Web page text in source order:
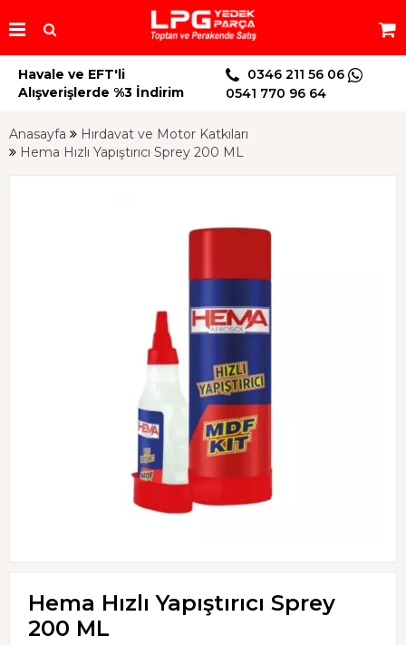
Havale ve EFT'li
Alışverişlerde %3 İndirim
0346 211 56 06
0541 770 96 64
Anasayfa
Hırdavat ve Motor Katkıları
Hema Hızlı Yapıştırıcı Sprey 200 ML
Hema Hızlı Yapıştırıcı Sprey
200 ML